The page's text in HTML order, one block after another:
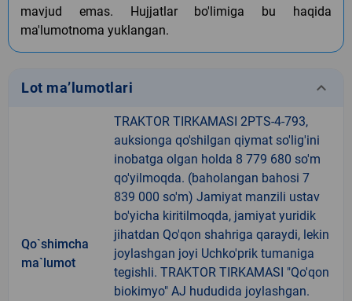
mavjud emas. Hujjatlar bo'limiga bu haqida
ma'lumotnoma yuklangan.
Lot ma’lumotlari keyboard_arrow_down
Qo`shimcha
ma`lumot
TRAKTOR TIRKAMASI 2PTS-4-793,
auksionga qo'shilgan qiymat so'lig'ini
inobatga olgan holda 8 779 680 so'm
qo'yilmoqda. (baholangan bahosi 7
839 000 so'm) Jamiyat manzili ustav
bo'yicha kiritilmoqda, jamiyat yuridik
jihatdan Qo'qon shahriga qaraydi, lekin
joylashgan joyi Uchko'prik tumaniga
tegishli. TRAKTOR TIRKAMASI "Qo'qon
biokimyo" AJ hududida joylashgan.